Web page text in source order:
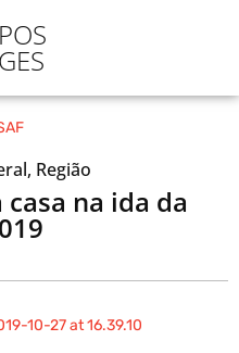
, Região
casa na ida da